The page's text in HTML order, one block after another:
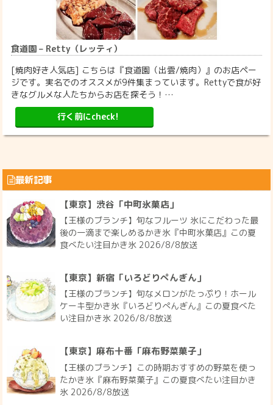
食道園 – Retty（レッティ）
[焼肉好き人気店] こちらは『食道園（出雲/焼肉）』のお店ペー
ジです。実名でのオススメが9件集まっています。Rettyで食が好
きなグルメな人たちからお店を探そう！…
行く前にcheck!
最新記事
【東京】渋谷「中町氷菓店」
【王様のブランチ】旬なフルーツ 氷にこだわった最
後の一滴まで楽しめるかき氷『中町氷菓店』この夏
食べたい注目かき氷 2026/8/8放送
【東京】新宿「いろどりぺんぎん」
【王様のブランチ】旬なメロンがたっぷり！ホール
ケーキ型かき氷『いろどりぺんぎん』この夏食べた
い注目かき氷 2026/8/8放送
【東京】麻布十番「麻布野菜菓子」
【王様のブランチ】この時期おすすめの野菜を使っ
たかき氷『麻布野菜菓子』この夏食べたい注目かき
氷 2026/8/8放送